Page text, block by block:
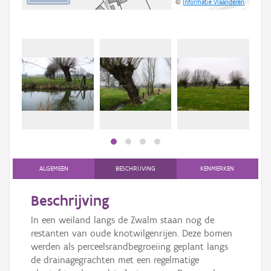
©Informatie Vlaanderen
ALGEMEEN BESCHRIJVING KENMERKEN
Beschrijving
In een weiland langs de Zwalm staan nog de
restanten van oude knotwilgenrijen. Deze bomen
werden als perceelsrandbegroeiing geplant langs
de drainagegrachten met een regelmatige